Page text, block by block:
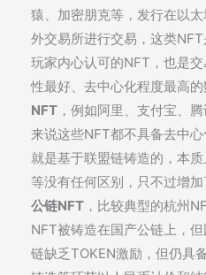
猿、加密朋克等，发行在以
外交易所进行交易，这类
玩家内心认可的NFT，也是
性最好、去中心化程度最高的
NFT ，例如阿里、支付宝、
来说这些NFT都不具备去中
就是基于联盟链铸造的，本
等没有任何区别，只不过增加
公链NFT ，比较典型的杭州
NFT被铸造在国产公链上，
链缺乏TOKEN激励，但仍具